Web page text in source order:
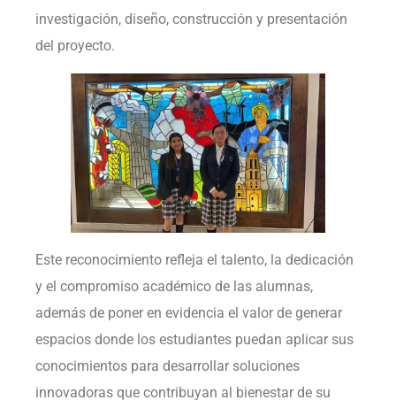
investigación, diseño, construcción y presentación
del proyecto.
Este reconocimiento refleja el talento, la dedicación
y el compromiso académico de las alumnas,
además de poner en evidencia el valor de generar
espacios donde los estudiantes puedan aplicar sus
conocimientos para desarrollar soluciones
innovadoras que contribuyan al bienestar de su